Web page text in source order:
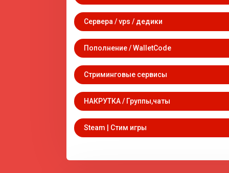
Сервера / vps / дедики
Пополнение / WalletCode
Стриминговые сервисы
НАКРУТКА / Группы,чаты
Steam | Стим игры